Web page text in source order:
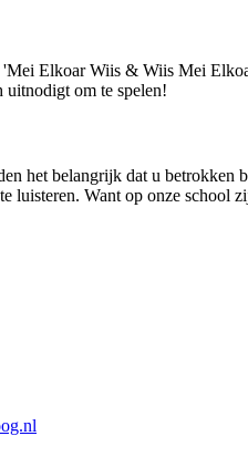
Elkoar Wiis & Wiis Mei
uitnodigt om te spelen!
het belangrijk dat u
luisteren. Want op onze